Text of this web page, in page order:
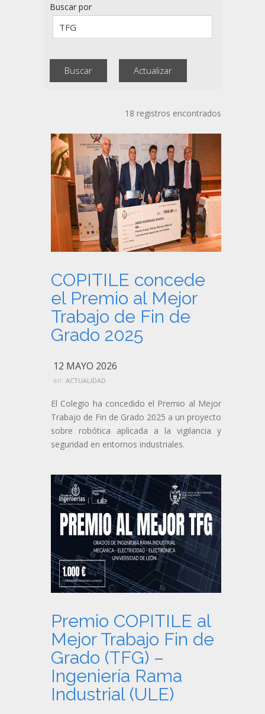
Buscar por
18 registros encontrados
COPITILE concede
el Premio al Mejor
Trabajo de Fin de
Grado 2025
12 MAYO 2026
en: ACTUALIDAD
El Colegio ha concedido el Premio al Mejor
Trabajo de Fin de Grado 2025 a un proyecto
sobre robótica aplicada a la vigilancia y
seguridad en entornos industriales.
Premio COPITILE al
Mejor Trabajo Fin de
Grado (TFG) –
Ingeniería Rama
Industrial (ULE)